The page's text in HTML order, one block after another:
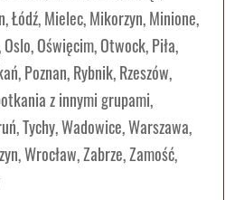
,Łódź,Mielec,Mikorzyn,Minione,
Oslo,Oświęcim,Otwock,Piła,
,Poznan,Rybnik,Rzeszów,
z innymi grupami,
,Tychy,Wadowice,Warszawa,
,Wrocław,Zabrze,Zamość,